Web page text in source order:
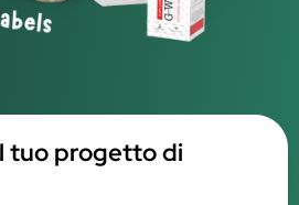
tuo progetto di